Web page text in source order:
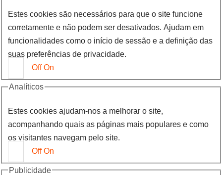
Estes cookies são necessários para que o site funcione
corretamente e não podem ser desativados. Ajudam em
funcionalidades como o início de sessão e a definição das
suas preferências de privacidade.
Off On
Analíticos
Estes cookies ajudam-nos a melhorar o site,
acompanhando quais as páginas mais populares e como
os visitantes navegam pelo site.
Off On
Publicidade